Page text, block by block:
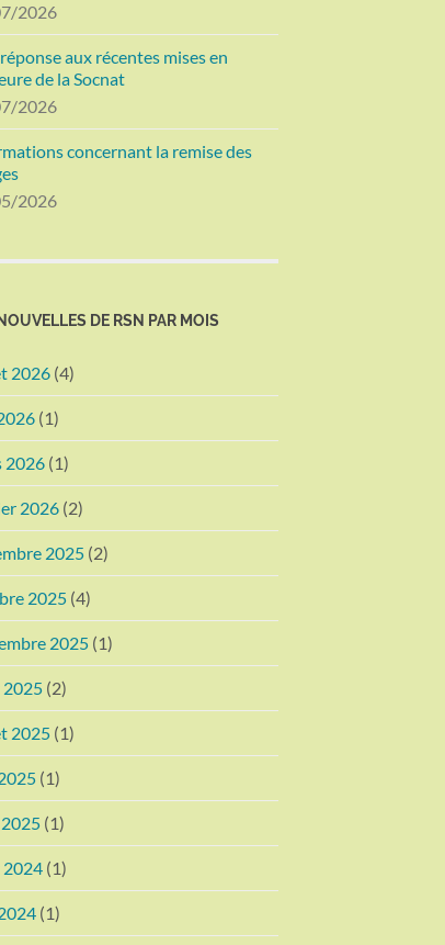
2026
aux récentes mises en
de la Socnat
2026
concernant la remise des
2026
DE RSN PAR MOIS
2026 (4)
(1)
2026 (1)
2026 (2)
2025 (2)
2025 (4)
2025 (1)
(2)
2025 (1)
(1)
(1)
(1)
(1)